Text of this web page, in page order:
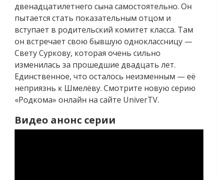
двенадцатилетнего сына самостоятельно. Он
пытается стать показательным отцом и
вступает в родительский комитет класса. Там
он встречает свою бывшую одноклассницу —
Свету Суркову, которая очень сильно
изменилась за прошедшие двадцать лет.
Единственное, что осталось неизменным — её
неприязнь к Шмелёву. Смотрите новую серию
«Родкома» онлайн на сайте UniverTV.
Видео анонс серии